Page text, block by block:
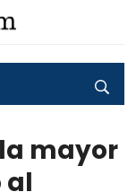
mayor
al